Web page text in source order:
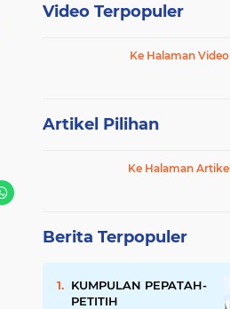
Video Terpopuler
Ke Halaman Video
Artikel Pilihan
Ke Halaman Artikel
Berita Terpopuler
KUMPULAN PEPATAH-
PETITIH